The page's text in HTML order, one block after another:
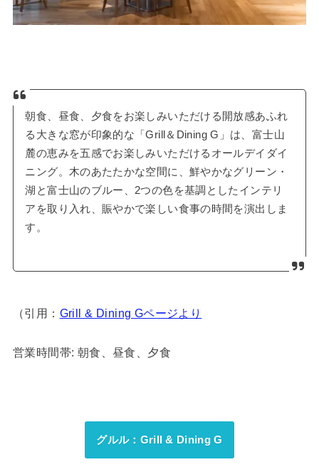
朝食、昼食、夕食をお楽しみいただける開放感あふれ
る大きな窓が印象的な「Grill＆Dining G」は、富士山
麓の恵みを五感でお楽しみいただけるオールデイダイ
ニング。木のあたたかな空間に、鮮やかなグリーン・
湖と富士山のブルー、2つの色を基調としたインテリ
アを取り入れ、賑やかで楽しい食事の時間を演出しま
す。
（引用： Grill & Dining Gページより
営業時間帯: 朝食、昼食、夕食
グルル：Grill & Dining G